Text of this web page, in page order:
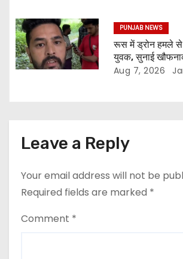
PUNJAB NEWS
रूस में ड्रोन हमले से
युवक, सुनाई
Aug 7, 2026
Leave a Reply
Your email address will not be
Required fields are marked *
Comment *